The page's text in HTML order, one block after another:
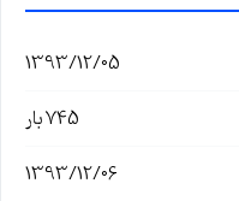
1393/12/05
745 بار
1393/12/06